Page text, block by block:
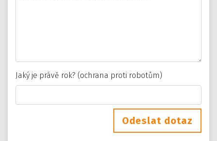
Jaký je právě rok? (ochrana proti robotům)
Odeslat dotaz